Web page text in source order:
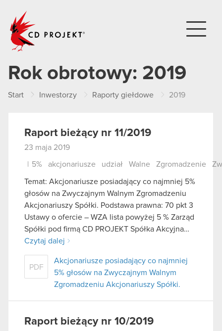
Rok obrotowy: 2019
Start Inwestorzy Raporty giełdowe 2019
Raport bieżący nr 11/2019
23 maja 2019
5% akcjonariusze udział Walne Zgromadzenie
Temat: Akcjonariusze posiadający co najmniej 5%
głosów na Zwyczajnym Walnym Zgromadzeniu
Akcjonariuszy Spółki. Podstawa prawna: 70 pkt 3
Ustawy o ofercie – WZA lista powyżej 5 % Zarząd
Spółki pod firmą CD PROJEKT Spółka Akcyjna…
Czytaj dalej
PDF
Akcjonariusze posiadający co najmniej
5% głosów na Zwyczajnym Walnym
Zgromadzeniu Akcjonariuszy Spółki.
Raport bieżący nr 10/2019